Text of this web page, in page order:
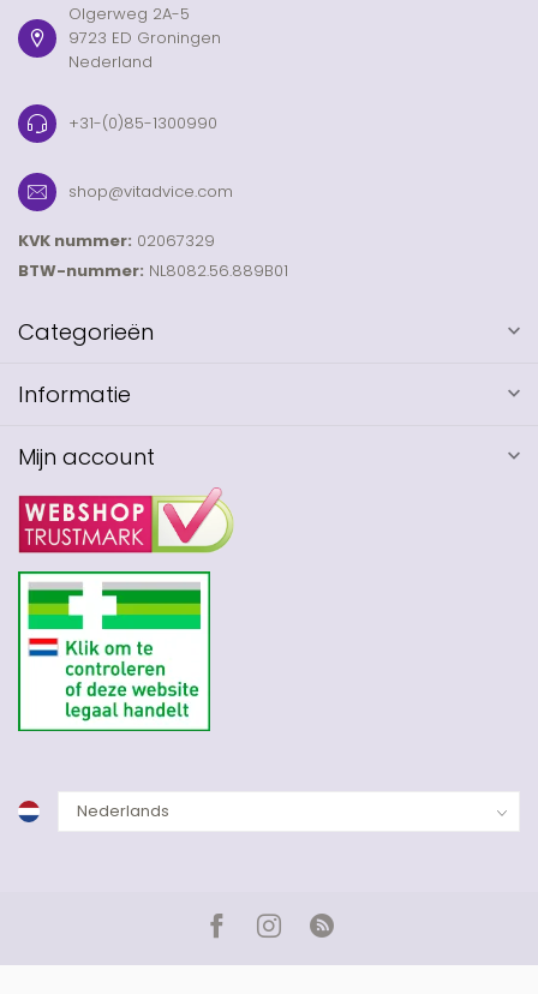
Olgerweg 2A-5
9723 ED Groningen
Nederland
+31-(0)85-1300990
shop@vitadvice.com
KVK nummer: 02067329
BTW-nummer: NL8082.56.889B01
Categorieën
Informatie
Mijn account